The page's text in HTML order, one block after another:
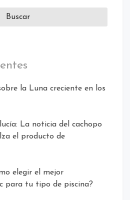
la Luna creciente en los
La noticia del cachopo
el producto de
elegir el mejor
para tu tipo de piscina?